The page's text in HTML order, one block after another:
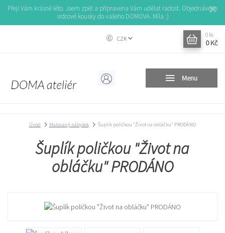
Přeji Vám krásné léto. Jsem zpět a připravena Vám udělat radost. Objednávejte
srdcové kousky do vašeho DOMOVA. Míla :)
Menu
CZK
0 ks
0 Kč
Úvod Malovaný nábytek Šuplík poličkou "Život na obláčku" PRODÁNO
Šuplík poličkou "Život na
obláčku" PRODÁNO